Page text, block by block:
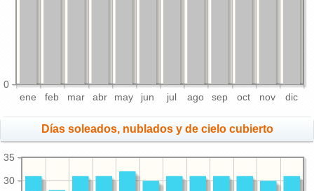
ene feb mar abr may jun jul ago sep oct nov dic
0
Días soleados, nublados y de cielo cubierto
30
35